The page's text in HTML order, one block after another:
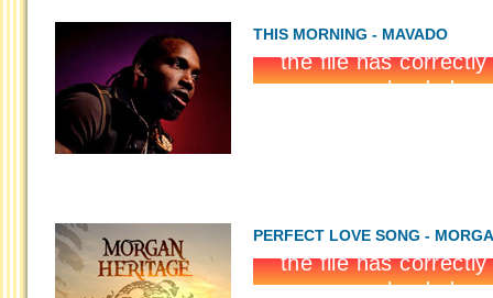
THIS MORNING - MAVADO
PERFECT LOVE SONG -